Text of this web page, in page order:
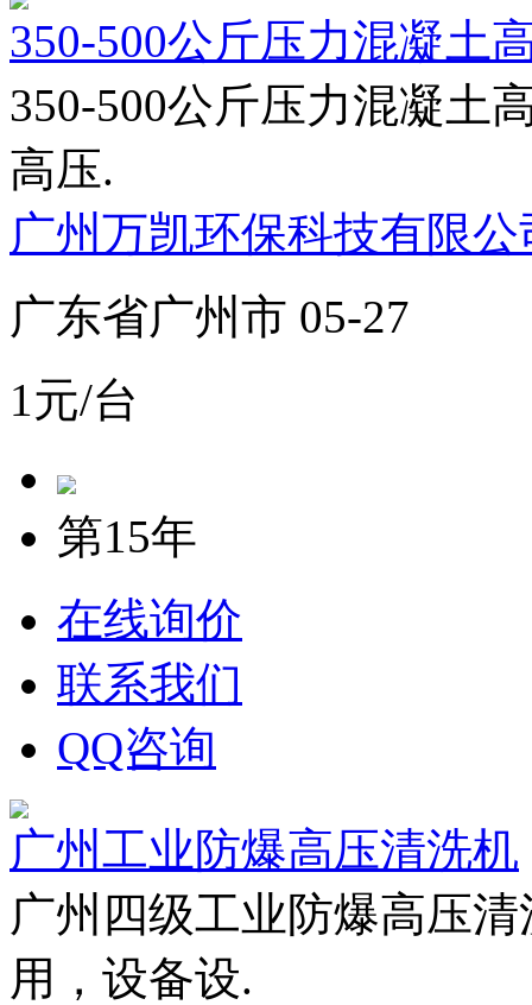
350-500公斤压力混凝土
350-500公斤压力混凝土
高压.
广州万凯环保科技有限公
广东省广州市 05-27
1元/台
第15年
在线询价
联系我们
QQ咨询
广州工业防爆高压清洗机
广州四级工业防爆高压
用，设备设.